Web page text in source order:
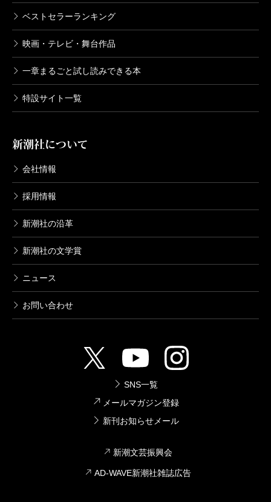
ベストセラーランキング
映画・テレビ・舞台作品
一章まるごと試し読みできる本
特設サイト一覧
新潮社について
会社情報
採用情報
新潮社の沿革
新潮社の文学賞
ニュース
お問い合わせ
SNS一覧
メールマガジン登録
新刊お知らせメール
新潮文芸振興会
AD-WAVE新潮社雑誌広告